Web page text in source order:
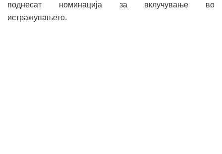
поднесат номинација за вклучување во
истражувањето.